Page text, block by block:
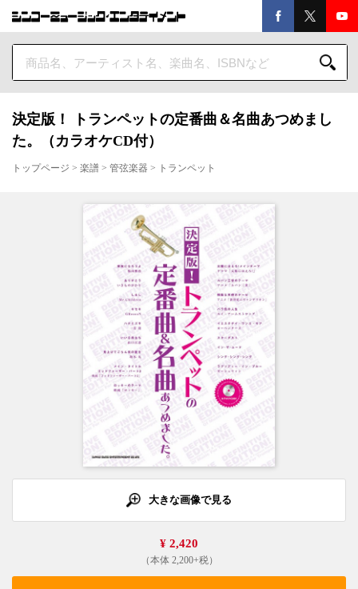
決定版！ トランペットの定番曲＆名曲あつめまし
た。（カラオケCD付）
トップページ > 楽譜 > 管弦楽器 > トランペット
大きな画像で見る
¥ 2,420
（本体 2,200+税）